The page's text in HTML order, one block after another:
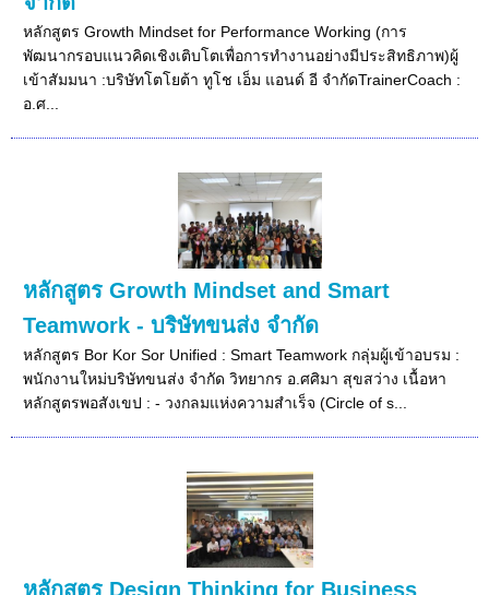
หลักสูตร Growth Mindset for Performance Working (การ
พัฒนากรอบแนวคิดเชิงเติบโตเพื่อการทำงานอย่างมีประสิทธิภาพ)ผู้
เข้าสัมมนา :บริษัทโตโยต้า ทูโช เอ็ม แอนด์ อี จำกัดTrainerCoach :
อ.ศ...
หลักสูตร Growth Mindset and Smart
Teamwork - บริษัทขนส่ง จำกัด
หลักสูตร Bor Kor Sor Unified : Smart Teamwork กลุ่มผู้เข้าอบรม :
พนักงานใหม่บริษัทขนส่ง จำกัด วิทยากร อ.ศศิมา สุขสว่าง เนื้อหา
หลักสูตรพอสังเขป : - วงกลมแห่งความสำเร็จ (Circle of s...
หลักสูตร Design Thinking for Business